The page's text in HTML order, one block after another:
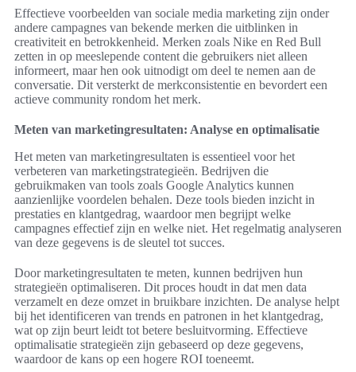
Effectieve voorbeelden van sociale media marketing zijn onder
andere campagnes van bekende merken die uitblinken in
creativiteit en betrokkenheid. Merken zoals Nike en Red Bull
zetten in op meeslepende content die gebruikers niet alleen
informeert, maar hen ook uitnodigt om deel te nemen aan de
conversatie. Dit versterkt de merkconsistentie en bevordert een
actieve community rondom het merk.
Meten van marketingresultaten: Analyse en optimalisatie
Het meten van marketingresultaten is essentieel voor het
verbeteren van marketingstrategieën. Bedrijven die
gebruikmaken van tools zoals Google Analytics kunnen
aanzienlijke voordelen behalen. Deze tools bieden inzicht in
prestaties en klantgedrag, waardoor men begrijpt welke
campagnes effectief zijn en welke niet. Het regelmatig analyseren
van deze gegevens is de sleutel tot succes.
Door marketingresultaten te meten, kunnen bedrijven hun
strategieën optimaliseren. Dit proces houdt in dat men data
verzamelt en deze omzet in bruikbare inzichten. De analyse helpt
bij het identificeren van trends en patronen in het klantgedrag,
wat op zijn beurt leidt tot betere besluitvorming. Effectieve
optimalisatie strategieën zijn gebaseerd op deze gegevens,
waardoor de kans op een hogere ROI toeneemt.